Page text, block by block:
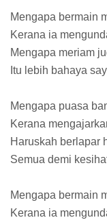
Mengapa bermain
Kerana ia
Mengapa meriam
Itu lebih bahaya
Mengapa puasa
Kerana
Haruskah berlapar
Semua demi
Mengapa bermain
Kerana ia